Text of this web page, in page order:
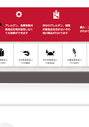
うち
アレルゲン、食